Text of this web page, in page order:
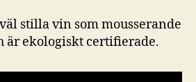
stilla vin som mousserande
är ekologiskt certifierade.